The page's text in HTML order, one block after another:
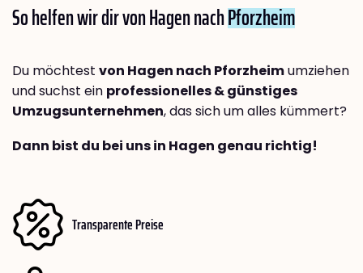
So helfen wir dir von Hagen nachPforzheim
Du möchtest von Hagen nach Pforzheimumziehen
und suchst ein professionelles & günstiges
Umzugsunternehmen, das sich um alles kümmert?
Dann bist du bei uns in Hagen genau richtig!
Transparente Preise